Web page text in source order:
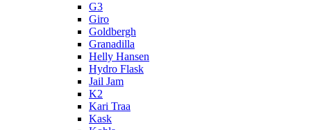
G3
Giro
Goldbergh
Granadilla
Helly Hansen
Hydro Flask
Jail Jam
K2
Kari Traa
Kask